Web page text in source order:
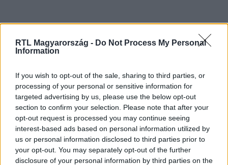
RTL Magyarország - Do Not Process My Personal
Information
If you wish to opt-out of the sale, sharing to third parties, or
processing of your personal or sensitive information for
targeted advertising by us, please use the below opt-out
section to confirm your selection. Please note that after your
opt-out request is processed you may continue seeing
interest-based ads based on personal information utilized by
us or personal information disclosed to third parties prior to
your opt-out. You may separately opt-out of the further
disclosure of your personal information by third parties on the
Kövess minket, és értesülj a friss hírekről a
Facebookon is!
Követem